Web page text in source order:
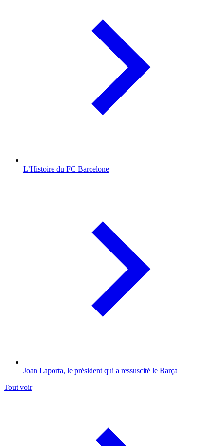
L’Histoire du FC Barcelone
Joan Laporta, le président qui a ressuscité le Barça
Tout voir